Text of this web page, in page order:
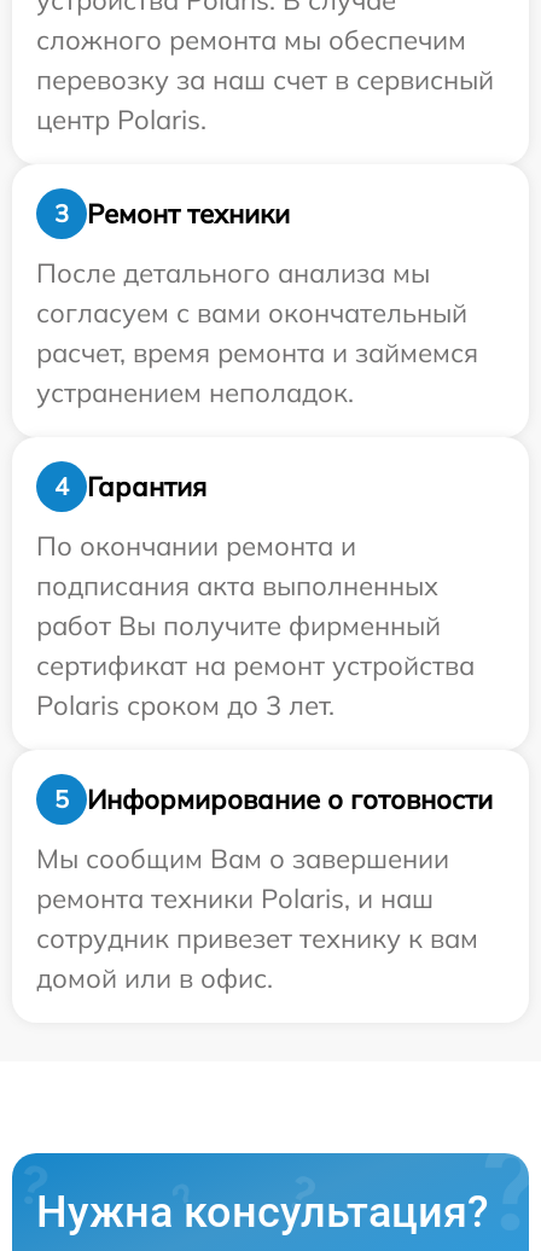
сложного ремонта мы обеспечим
перевозку за наш счет в сервисный
центр Polaris.
3
Ремонт техники
После детального анализа мы
согласуем с вами окончательный
расчет, время ремонта и займемся
устранением неполадок.
4
Гарантия
По окончании ремонта и
подписания акта выполненных
работ Вы получите фирменный
сертификат на ремонт устройства
Polaris сроком до 3 лет.
5
Информирование о готовности
Мы сообщим Вам о завершении
ремонта техники Polaris, и наш
сотрудник привезет технику к вам
домой или в офис.
Нужна консультация?